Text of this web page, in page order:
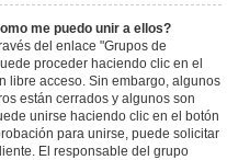
me puedo unir a ellos?
del enlace "Grupos de
proceder haciendo clic en el
libre acceso. Sin embargo, algunos
están cerrados y algunos son
unirse haciendo clic en el botón
para unirse, puede solicitar
El responsable del grupo